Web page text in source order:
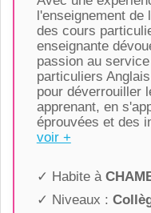
l'enseignement de
des cours
enseignante
passion au
particuliers
pour déverrouiller
apprenant, en
éprouvées et des
voir +
✓ Habite à
✓ Niveaux :